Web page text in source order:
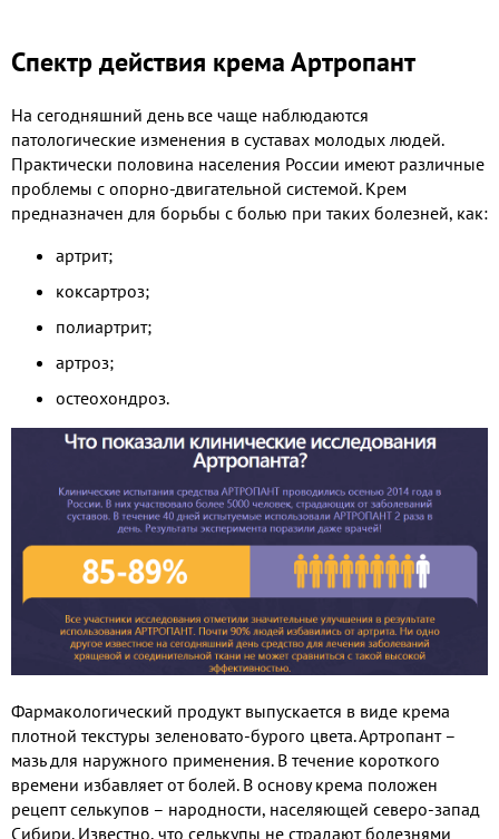
Спектр действия крема Артропант
На сегодняшний день все чаще наблюдаются
патологические изменения в суставах молодых людей.
Практически половина населения России имеют различные
проблемы с опорно-двигательной системой. Крем
предназначен для борьбы с болью при таких болезней, как:
артрит;
коксартроз;
полиартрит;
артроз;
остеохондроз.
Фармакологический продукт выпускается в виде крема
плотной текстуры зеленовато-бурого цвета. Артропант –
мазь для наружного применения. В течение короткого
времени избавляет от болей. В основу крема положен
рецепт селькупов – народности, населяющей северо-запад
Сибири. Известно, что селькупы не страдают болезнями